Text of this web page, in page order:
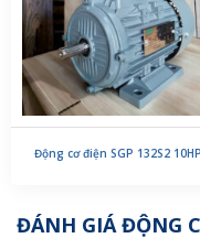
Động cơ điện SGP 132S2
ĐÁNH GIÁ ĐỘNG